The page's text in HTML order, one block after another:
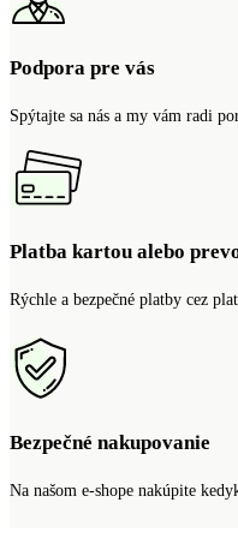
Podpora pre vás
Spýtajte sa nás a my vám radi
Platba kartou alebo
Rýchle a bezpečné platby cez
Bezpečné nakupovanie
Na našom e-shope nakúpite